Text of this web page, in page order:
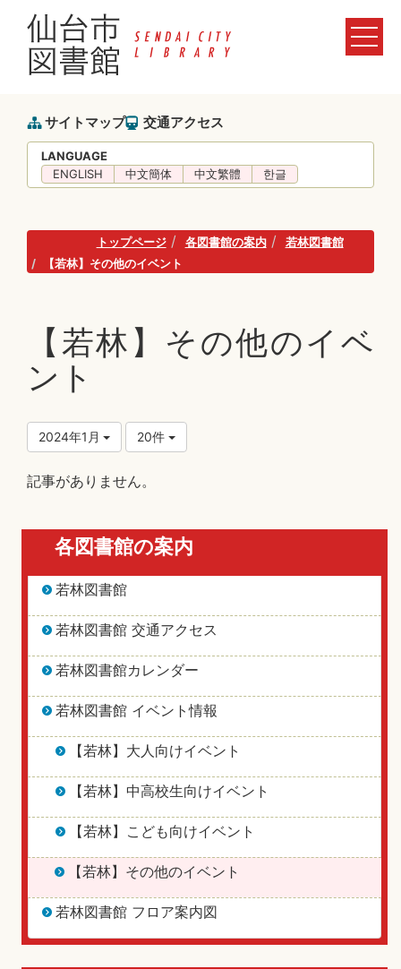
サイトマップ 交通アクセス
LANGUAGE
ENGLISH
中文簡体 中文繁體 한글
トップページ 各図書館の案内
若林図書館
【若林】その他のイベント
【若林】その他のイベ
ント
2024年1月 20件
記事がありません。
各図書館の案内
若林図書館
若林図書館 交通アクセス
若林図書館カレンダー
若林図書館 イベント情報
【若林】大人向けイベント
【若林】中高校生向けイベント
【若林】こども向けイベント
【若林】その他のイベント
若林図書館 フロア案内図